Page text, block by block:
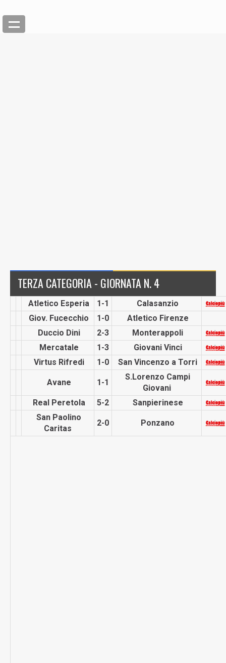
TERZA CATEGORIA - GIORNATA N. 4
Atletico Esperia 1-1
Calasanzio
Giov. Fucecchio
1-0
Atletico Firenze
Duccio Dini
2-3
Monterap­poli
Mercatale
1-3
Giovani Vinci
Virtus Rifredi
1-0 San Vincenzo a Torri
Avane 1-1
S.Lorenzo Campi
Giovani
Real Peretola
5-2
Sanpieri­nese
San Paolino
Caritas
2-0 Ponzano